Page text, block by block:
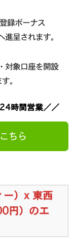
録ボーナス
呈されます。
対象口座を開設
。
時間営業／／
ちら
ー）x 東西
円）のエ